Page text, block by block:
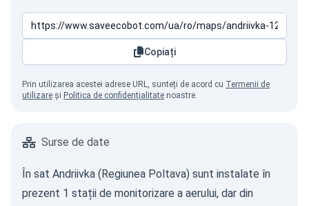
Copiați
Prin utilizarea acestei adrese URL, sunteți de acord cu Termenii de
utilizare și Politica de confidențialitate noastre.
Surse de date
În sat Andriivka (Regiunea Poltava) sunt instalate în
prezent 1 stații de monitorizare a aerului, dar din